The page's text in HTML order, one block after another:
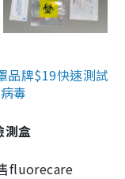
品牌$19快速測試
毒
盒
fluorecare